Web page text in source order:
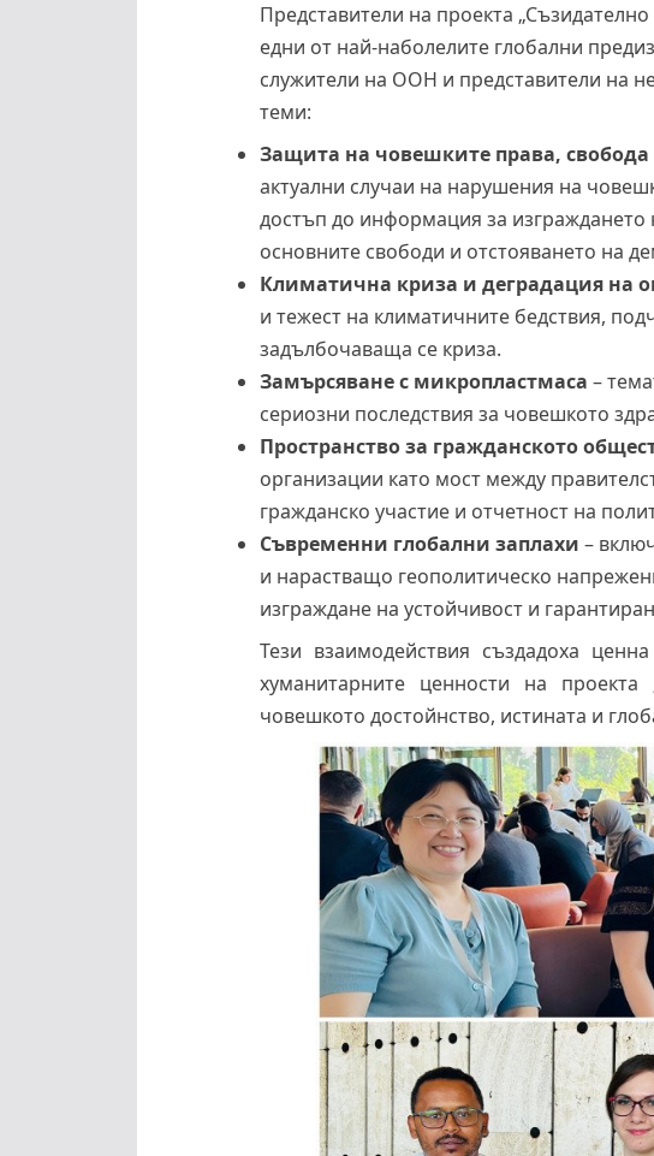
Представители на проекта
едни от най-наболелите глобални
служители на ООН и представители на
теми:
Защита на човешките права,
актуални случаи на нарушения на
достъп до информация за
основните свободи и отстояването на
Климатична криза и деградация на
и тежест на климатичните бедствия,
задълбочаваща се криза.
Замърсяване с микропластмаса –
сериозни последствия за човешкото
Пространство за гражданското
организации като мост между
гражданско участие и отчетност на
Съвременни глобални заплахи –
и нарастващо геополитическо
изграждане на устойчивост и
Тези взаимодействия създадоха
хуманитарните ценности на
човешкото достойнство, истината и